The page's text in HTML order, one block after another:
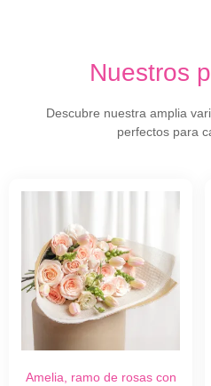
Nuestros
Descubre nuestra amplia
perfectos para
Amelia, ramo de rosas con